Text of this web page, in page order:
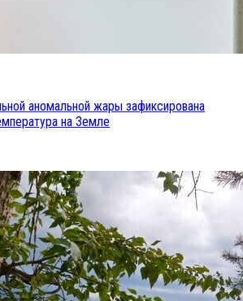
аномальной жары зафиксирована
на Земле